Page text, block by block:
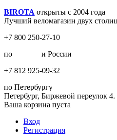
BIROTA открыты с 2004 года
Лучший веломагазин двух
+7 800 250-27-10
по
и России
+7 812 925-09-32
по Петербургу
Петербург, Биржевой переулок
Ваша корзина пуста
Вход
Регистрация